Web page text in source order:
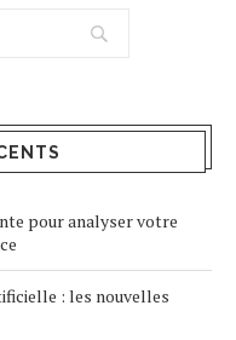
pour analyser votre
: les nouvelles